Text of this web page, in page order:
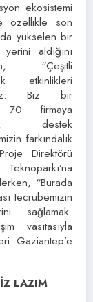
ekosistemi
özellikle son
yükselen bir
aldığını
“Çeşitli
etkinlikleri
Biz bir
70 firmaya
destek
farkındalık
Direktörü
“Burada
tecrübemizin
sağlamak.
vasıtasıyla
Gaziantep’e
LAZIM